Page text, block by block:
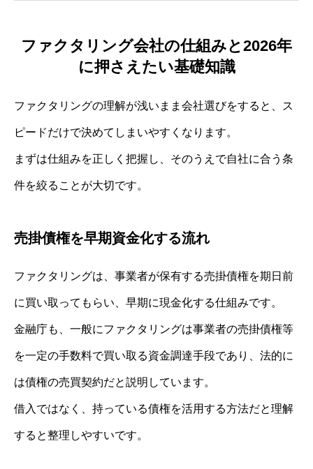
ファクタリング会社の仕組みと2026年
に押さえたい基礎知識
ファクタリングの理解が浅いまま会社選びをすると、ス
ピードだけで決めてしまいやすくなります。
まずは仕組みを正しく把握し、そのうえで自社に合う条
件を絞ることが大切です。
売掛債権を早期資金化する流れ
ファクタリングは、事業者が保有する売掛債権を期日前
に買い取ってもらい、早期に現金化する仕組みです。
金融庁も、一般にファクタリングは事業者の売掛債権等
を一定の手数料で買い取る資金調達手段であり、法的に
は債権の売買契約だと説明しています。
借入ではなく、持っている債権を活用する方法だと理解
すると整理しやすいです。